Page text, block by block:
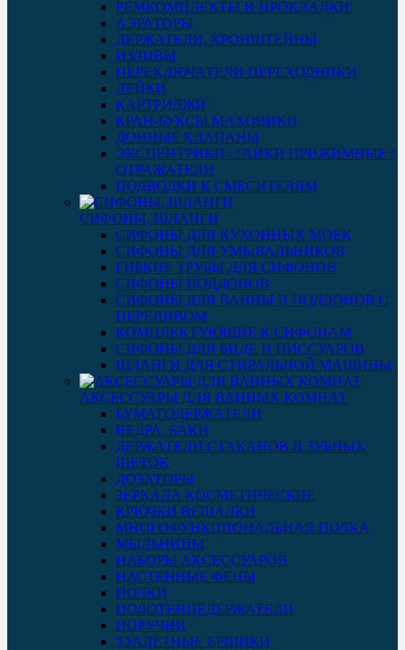
РЕМКОМПЛЕКТЫ И ПРОКЛАДКИ
АЭРАТОРЫ
ДЕРЖАТЕЛИ, КРОНШТЕЙНЫ
ИЗЛИВЫ
ПЕРЕКЛЮЧАТЕЛИ ПЕРЕХОДНИКИ
ЛЕЙКИ
КАРТРИДЖИ
КРАН-БУКСЫ МАХОВИКИ
ДОННЫЕ КЛАПАНЫ
ЭКСЦЕНТРИКИ / ГАЙКИ ПРИЖИМНЫЕ /
ОТРАЖАТЕЛИ
ПОДВОДКИ К СМЕСИТЕЛЯМ
СИФОНЫ, ШЛАНГИ
СИФОНЫ ДЛЯ КУХОННЫХ МОЕК
СИФОНЫ ДЛЯ УМЫВАЛЬНИКОВ
ГИБКИЕ ТРУБЫ ДЛЯ СИФОНОВ
СИФОНЫ ПОДДОНОВ
СИФОНЫ ДЛЯ ВАННЫ И ПОДДОНОВ С
ПЕРЕЛИВОМ
КОМПЛЕКТУЮЩИЕ К СИФОНАМ
СИФОНЫ ДЛЯ БИДЕ И ПИССУАРОВ
ШЛАНГИ ДЛЯ СТИРАЛЬНОЙ МАШИНЫ
АКСЕССУАРЫ ДЛЯ ВАННЫХ КОМНАТ
БУМАГОДЕРЖАТЕЛИ
ВЕДРА, БАКИ
ДЕРЖАТЕЛИ СТАКАНОВ И ЗУБНЫХ
ЩЕТОК
ДОЗАТОРЫ
ЗЕРКАЛА КОСМЕТИЧЕСКИЕ
КРЮЧКИ ВЕШАЛКИ
МНОГОФУНКЦИОНАЛЬНАЯ ПОЛКА
МЫЛЬНИЦЫ
НАБОРЫ АКСЕССУАРОВ
НАСТЕННЫЕ ФЕНЫ
ПОЛКИ
ПОЛОТЕНЦЕДЕРЖАТЕЛИ
ПОРУЧНИ
ТУАЛЕТНЫЕ ЕРШИКИ